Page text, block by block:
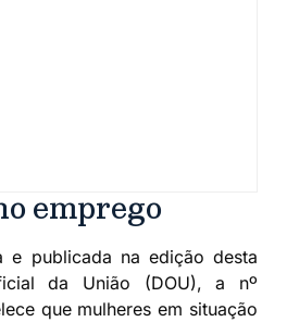
emprego
e publicada na edição desta
da União (DOU), a nº
que mulheres em situação